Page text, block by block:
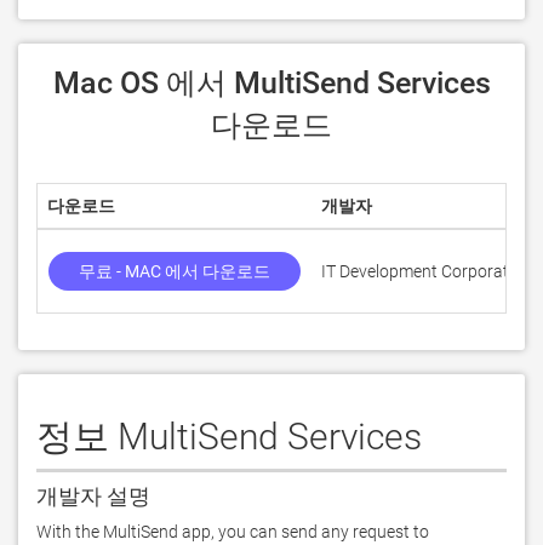
다운로드
다운로드 개발자
무료 - MAC 에서 다운로드 IT Development Corporation
정보 MultiSend Services
개발자 설명
With the MultiSend app, you can send any request to